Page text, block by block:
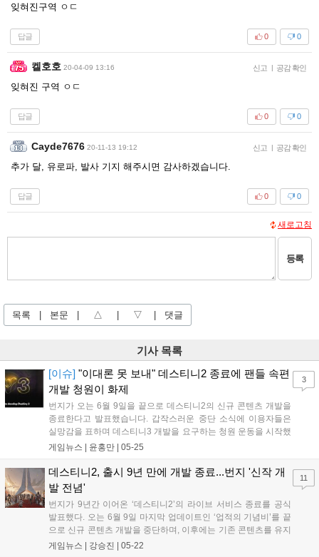
잊혀진구역 ㅇㄷ
답글 0
0
켈호호 20-04-09 13:16 신고 | 공감 확인
잊혀진 구역 ㅇㄷ
답글 0
0
Cayde7676 20-11-13 19:12 신고 | 공감 확인
추가 달, 유로파, 발사 기지 해주시면 감사하겠습니다.
답글 0
0
새로고침
등록
목록 본문 △ ▽ 댓글
기사 목록
[이슈] "이대론 못 보내" 데스티니2 종료에 팬들 속편
개발 청원이 화제
번지가 오는 6월 9일을 끝으로 데스티니2의 신규 콘텐츠 개발을
종료한다고 발표했습니다. 갑작스러운 중단 소식에 이용자들은
실망감을 표하며 데스티니3 개발을 요구하는 청원 운동을 시작했
고, 이틀 만에 17만 명 이상이 서명했습니다. 이용자들은 마지막
실제 개발 로드맵이 변경될 가능성은 낮아 보입니다. 번지와 소니
가 이들의 요구에 어떻게 대응할지 귀추가 주목됩니다....
게임뉴스 | 윤홍만 | 05-25
3
데스티니2, 출시 9년 만에 개발 종료...번지 '신작 개
발 전념'
번지가 9년간 이어온 ‘데스티니2’의 라이브 서비스 종료를 공식
발표했다. 오는 6월 9일 마지막 업데이트인 ‘업적의 기념비’를 끝
으로 신규 콘텐츠 개발을 중단하며, 이후에는 기존 콘텐츠를 유지
하는 방식으로 운영된다. 이번 결정은 지속적인 이용자 감소와 재
게임뉴스 | 강승진 | 05-22
11